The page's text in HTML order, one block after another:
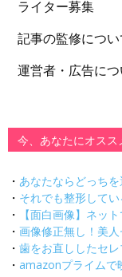
ライター募集
記事の監修につい
運営者・広告につ
今、あなたにオスス
・ あなたならどっち
・ それでも整形して
・
【面白画像】ネッ
・ 画像修正無し！美
・ 歯をお直ししたセ
・ amazonプライムで